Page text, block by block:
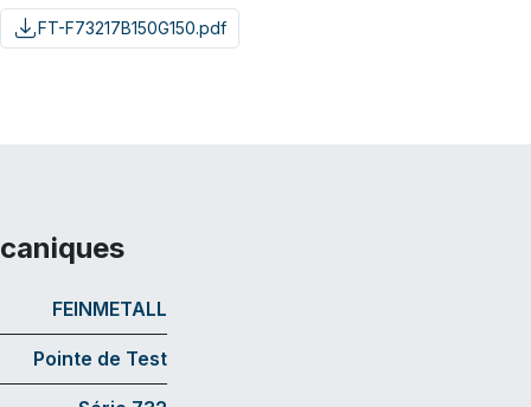
FT-F73217B150G150.pdf
FEINMETALL
Pointe de Test